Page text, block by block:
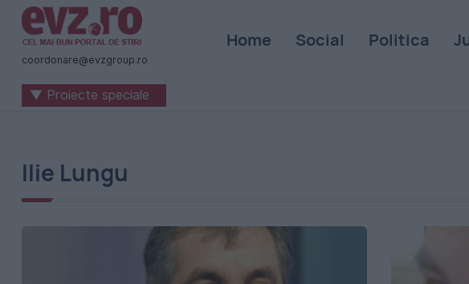
Știri
naționale
internaționale
România
-
coordonare@evzgroup.ro
Home Social Politica
▼ Proiecte speciale
Ilie Lungu